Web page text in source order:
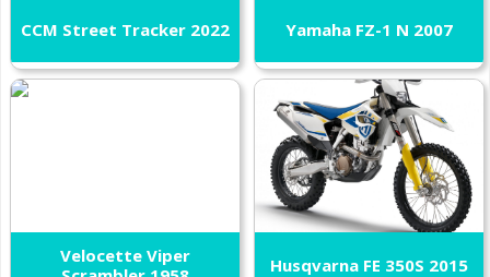
CCM Street Tracker 2022 Yamaha FZ-1 N 2007
Velocette Viper
Husqvarna FE 350S 2015